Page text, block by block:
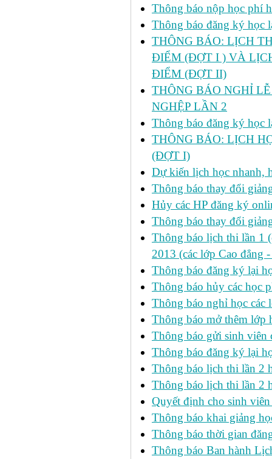
Thông báo nộp học phí
Thông báo đăng ký học
THÔNG BÁO: LỊCH
ĐIỂM (ĐỢT I ) VÀ
ĐIỂM (ĐỢT II)
THÔNG BÁO NGHỈ
NGHỆP LẦN 2
Thông báo đăng ký học
THÔNG BÁO: LỊCH
(ĐỢT I)
Dự kiến lịch học nhanh,
Thông báo thay đổi
Hủy các HP đăng ký
Thông báo thay đổi
Thông báo lịch thi lần 1
2013 (các lớp Cao đẳng
Thông báo đăng ký lại
Thông báo hủy các học
Thông báo nghỉ học các
Thông báo mở thêm lớp
Thông báo gửi sinh viên
Thông báo đăng ký lại
Thông báo lịch thi lần 2
Thông báo lịch thi lần 2
Quyết định cho sinh
Thông báo khai giảng
Thông báo thời gian
Thông báo Ban hành